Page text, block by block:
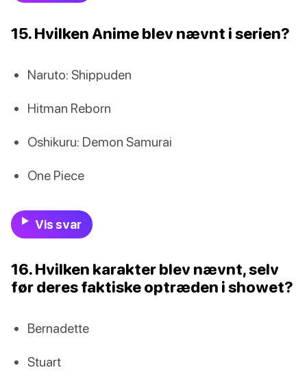
15. Hvilken Anime blev nævnt i serien?
Naruto: Shippuden
Hitman Reborn
Oshikuru: Demon Samurai
One Piece
Vis svar
16. Hvilken karakter blev nævnt, selv
før deres faktiske optræden i showet?
Bernadette
Stuart